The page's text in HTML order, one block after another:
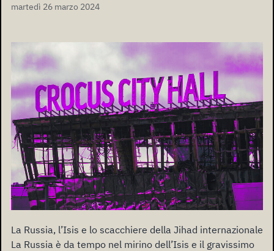
martedì 26 marzo 2024
La Russia, l’Isis e lo scacchiere della Jihad internazionale
La Russia è da tempo nel mirino dell’Isis e il gravissimo